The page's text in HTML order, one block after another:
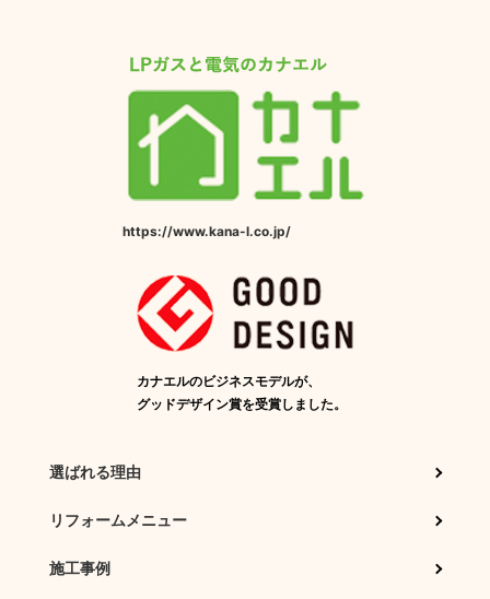
https://www.kana-l.co.jp/
カナエルのビジネスモデルが、
グッドデザイン賞を受賞しました。
選ばれる理由
リフォームメニュー
施工事例